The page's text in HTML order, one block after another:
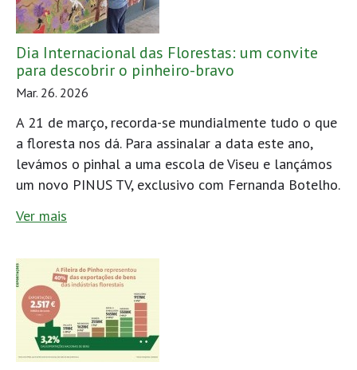
Dia Internacional das Florestas: um convite
para descobrir o pinheiro-bravo
Mar. 26. 2026
A 21 de março, recorda-se mundialmente tudo o que
a floresta nos dá. Para assinalar a data este ano,
levámos o pinhal a uma escola de Viseu e lançámos
um novo PINUS TV, exclusivo com Fernanda Botelho.
Ver mais